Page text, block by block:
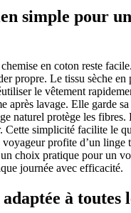
simple pour un
en coton reste
propre. Le tissu sèche en
le vêtement
après lavage. Elle garde
naturel protège les fibres.
Cette simplicité facilite le
profite d’un linge
choix pratique pour un
journée avec efficacité.
à toutes